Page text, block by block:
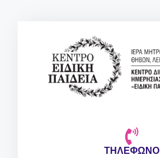
ΤΗΛΕΦΩΝΟ